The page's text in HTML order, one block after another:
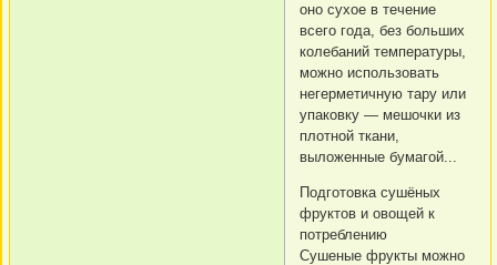
оно сухое в течение
всего года, без больших
колебаний температуры,
можно использовать
негерметичную тару или
упаковку — мешочки из
плотной ткани,
выложенные бумагой...
Подготовка сушёных
фруктов и овощей к
потреблению
Сушеные фрукты можно